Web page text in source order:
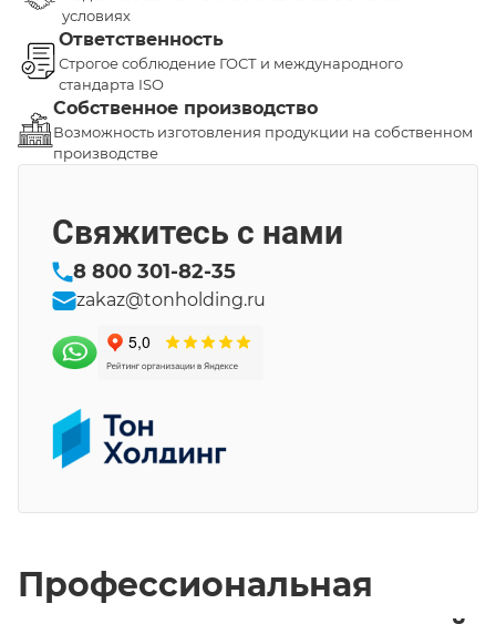
Свяжитесь с нами
8 800 301-82-35
zakaz@tonholding.ru
условиях
Ответственность
Строгое соблюдение ГОСТ и международного
стандарта ISO
Собственное производство
Возможность изготовления продукции на собственном
производстве
Профессиональная